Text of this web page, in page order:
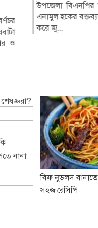
সহ-সভাপতি
বাবুর বিরুদ্ধে দায়ের
ও
উপজেলা বিএনপির
এনামুল হকের
করে জু...
নানা
বিফ নুডলস
সহজ রেসিপি